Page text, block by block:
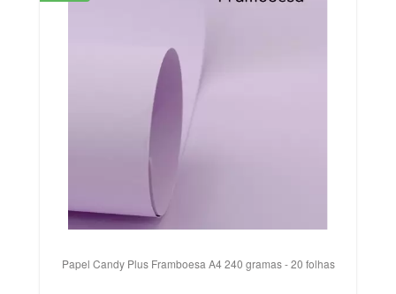
Papel Candy Plus Framboesa A4 240 gramas - 20 folhas